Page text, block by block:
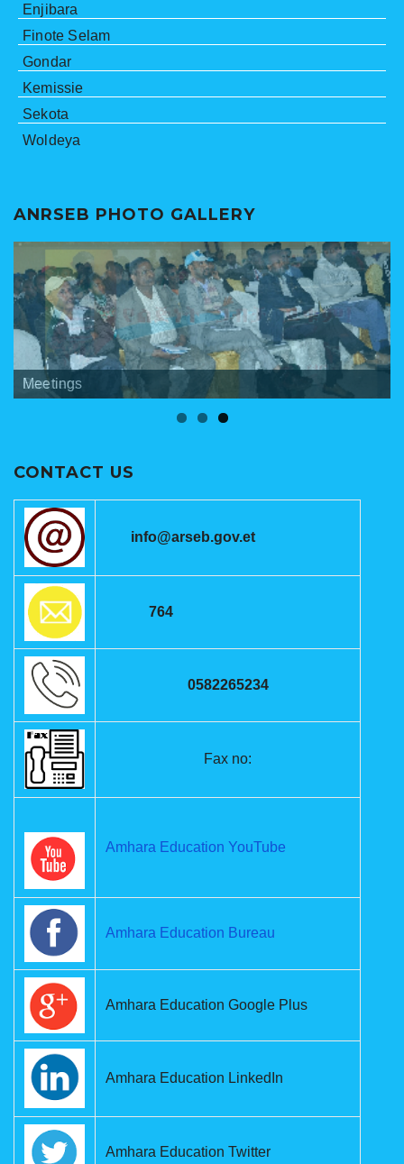
Enjibara
Finote Selam
Gondar
Kemissie
Sekota
Woldeya
ANRSEB PHOTO GALLERY
ANRSEB Photo Gallery
Banners
Meetings
CONTACT US
info@arseb.gov.et
764
0582265234
Fax no:
Amhara Education YouTube
Amhara Education Bureau
Amhara Education Google Plus
Amhara Education LinkedIn
Amhara Education Twitter